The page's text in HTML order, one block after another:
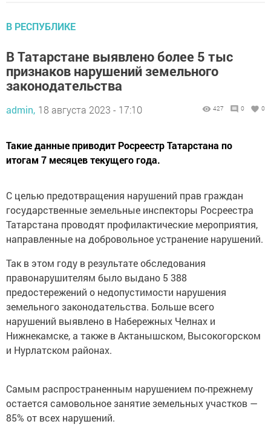
В РЕСПУБЛИКЕ
В Татарстане выявлено более 5 тыс
признаков нарушений земельного
законодательства
admin, 18 августа 2023 - 17:10 427 0 0
Такие данные приводит Росреестр Татарстана по
итогам 7 месяцев текущего года.
С целью предотвращения нарушений прав граждан
государственные земельные инспекторы Росреестра
Татарстана проводят профилактические мероприятия,
направленные на добровольное устранение нарушений.
Так в этом году в результате обследования
правонарушителям было выдано 5 388
предостережений о недопустимости нарушения
земельного законодательства. Больше всего
нарушений выявлено в Набережных Челнах и
Нижнекамске, а также в Актанышском, Высокогорском
и Нурлатском районах.
Самым распространенным нарушением по-прежнему
остается самовольное занятие земельных участков —
85% от всех нарушений.